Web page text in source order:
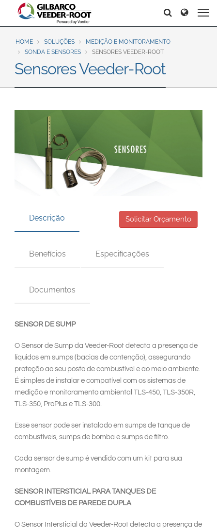
North America
United States
Canada
Latin America
Português
Español
Europe & CIS
English
Dansk
Deutsch
Français
Magyar
Română
Pусский
Middle East and Africa
India
South East Asia
Search
Search Search
HOME SOLUÇÕES
MEDIÇÃO E MONITORAMENTO
SONDA E SENSORES
SENSORES VEEDER-ROOT
Sensores Veeder-Root
Solicitar Orçamento
Descrição
Benefícios Especificações
Documentos
SENSOR DE SUMP
O Sensor de Sump da Veeder-Root detecta a presença de
líquidos em sumps (bacias de contenção), assegurando
proteção ao seu posto de combustível e ao meio ambiente.
É simples de instalar e compatível com os sistemas de
medição e monitoramento ambiental TLS-450, TLS-350R,
TLS-350, ProPlus e TLS-300.
Esse sensor pode ser instalado em sumps de tanque de
combustíveis, sumps de bomba e sumps de filtro.
Cada sensor de sump é vendido com um kit para sua
montagem.
SENSOR INTERSTICIAL PARA TANQUES DE
COMBUSTÍVEIS DE PAREDE DUPLA
O Sensor Intersticial da Veeder-Root detecta a presença de